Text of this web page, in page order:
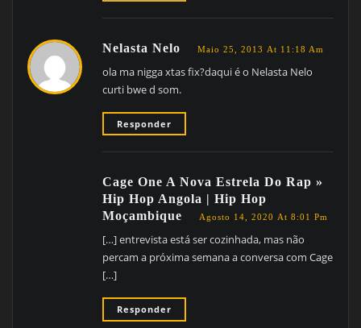
Nelasta Nelo Maio 25, 2013 At 11:18 Am
ola ma nigga xtas fix?daqui é o Nelasta Nelo
curti bwe d som.
Responder
Cage One A Nova Estrela Do Rap »
Hip Hop Angola | Hip Hop
Moçambique
Agosto 14, 2020 At 8:01 Pm
[…] entrevista está ser cozinhada, mas não
percam a próxima semana a conversa com Cage
[…]
Responder